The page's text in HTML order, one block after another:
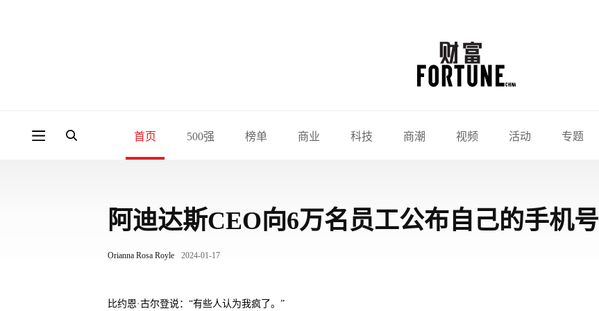
首页 500强 榜单 商业 科技 商潮 视频 活动 专题
阿迪达斯CEO向6万名员工公布自己的手机号
Orianna Rosa Royle 2024-01-17
比约恩·古尔登说：“有些人认为我疯了。”